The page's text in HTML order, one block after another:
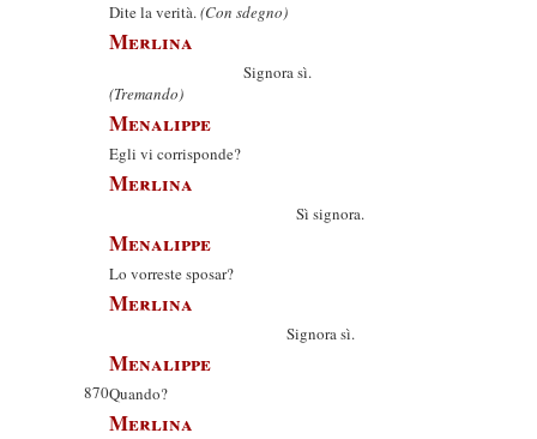
Dite la verità.(Con sdegno)
Merlina
Signora sì.
(Tremando)
Menalippe
Egli vi corrisponde?
Merlina
Sì signora.
Menalippe
Lo vorreste sposar?
Merlina
Signora sì.
Menalippe
870Quando?
Merlina